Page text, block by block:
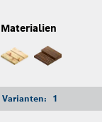
Materialien
Varianten: 1